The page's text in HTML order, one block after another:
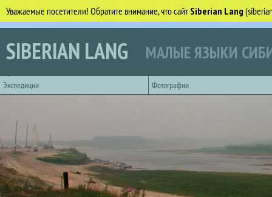
Уважаемые посетители! Обратите внимание, что сайтSiberian Lang
Перейти к основному содержанию
SIBERIAN LANG МАЛЫЕ ЯЗЫКИ
Экспедиции
Фотографии